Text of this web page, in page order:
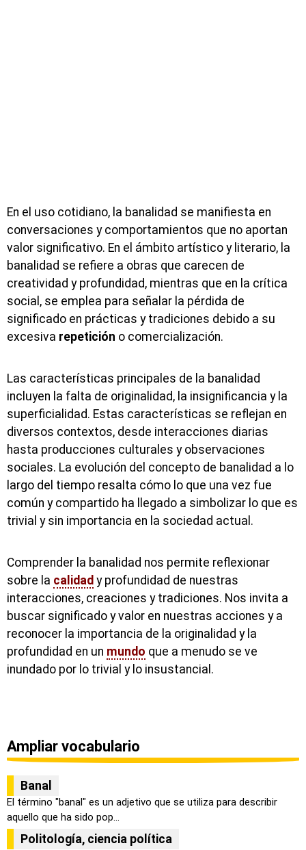
En el uso cotidiano, la banalidad se manifiesta en
conversaciones y comportamientos que no aportan
valor significativo. En el ámbito artístico y literario, la
banalidad se refiere a obras que carecen de
creatividad y profundidad, mientras que en la crítica
social, se emplea para señalar la pérdida de
significado en prácticas y tradiciones debido a su
excesiva repetición o comercialización.
Las características principales de la banalidad
incluyen la falta de originalidad, la insignificancia y la
superficialidad. Estas características se reflejan en
diversos contextos, desde interacciones diarias
hasta producciones culturales y observaciones
sociales. La evolución del concepto de banalidad a lo
largo del tiempo resalta cómo lo que una vez fue
común y compartido ha llegado a simbolizar lo que es
trivial y sin importancia en la sociedad actual.
Comprender la banalidad nos permite reflexionar
sobre la calidad y profundidad de nuestras
interacciones, creaciones y tradiciones. Nos invita a
buscar significado y valor en nuestras acciones y a
reconocer la importancia de la originalidad y la
profundidad en un mundo que a menudo se ve
inundado por lo trivial y lo insustancial.
Ampliar vocabulario
Banal
El término "banal" es un adjetivo que se utiliza para describir
aquello que ha sido pop...
Politología, ciencia política